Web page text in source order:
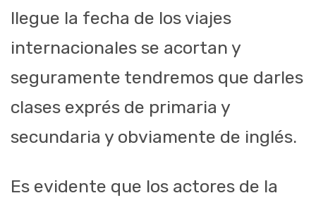
llegue la fecha de los viajes
internacionales se acortan y
seguramente tendremos que darles
clases exprés de primaria y
secundaria y obviamente de inglés.
Es evidente que los actores de la